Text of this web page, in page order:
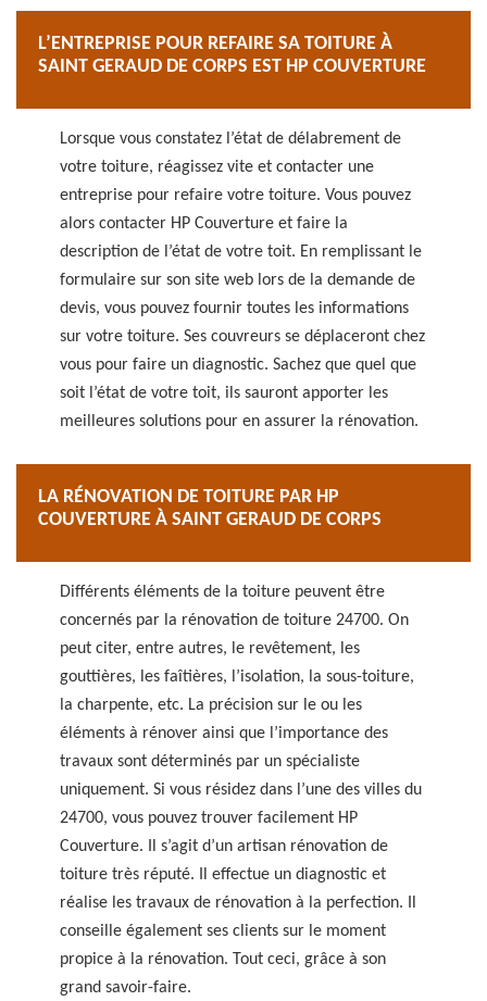
L’ENTREPRISE POUR REFAIRE SA TOITURE À
SAINT GERAUD DE CORPS EST HP COUVERTURE
Lorsque vous constatez l’état de délabrement de
votre toiture, réagissez vite et contacter une
entreprise pour refaire votre toiture. Vous pouvez
alors contacter HP Couverture et faire la
description de l’état de votre toit. En remplissant le
formulaire sur son site web lors de la demande de
devis, vous pouvez fournir toutes les informations
sur votre toiture. Ses couvreurs se déplaceront chez
vous pour faire un diagnostic. Sachez que quel que
soit l’état de votre toit, ils sauront apporter les
meilleures solutions pour en assurer la rénovation.
LA RÉNOVATION DE TOITURE PAR HP
COUVERTURE À SAINT GERAUD DE CORPS
Différents éléments de la toiture peuvent être
concernés par la rénovation de toiture 24700. On
peut citer, entre autres, le revêtement, les
gouttières, les faîtières, l’isolation, la sous-toiture,
la charpente, etc. La précision sur le ou les
éléments à rénover ainsi que l’importance des
travaux sont déterminés par un spécialiste
uniquement. Si vous résidez dans l’une des villes du
24700, vous pouvez trouver facilement HP
Couverture. Il s’agit d’un artisan rénovation de
toiture très réputé. Il effectue un diagnostic et
réalise les travaux de rénovation à la perfection. Il
conseille également ses clients sur le moment
propice à la rénovation. Tout ceci, grâce à son
grand savoir-faire.